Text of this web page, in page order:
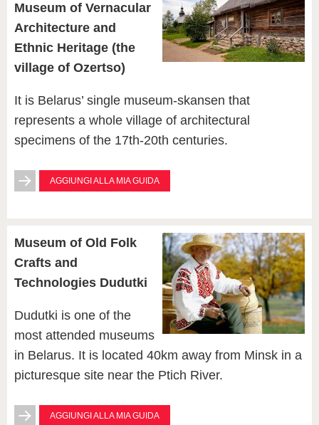
Museum of Vernacular
Architecture and
Ethnic Heritage (the
village of Ozertso)
It is Belarus’ single museum-skansen that
represents a whole village of architectural
specimens of the 17th-20th centuries.
AGGIUNGI ALLA MIA GUIDA
Museum of Old Folk
Crafts and
Technologies Dudutki
Dudutki is one of the
most attended museums
in Belarus. It is located 40km away from Minsk in a
picturesque site near the Ptich River.
AGGIUNGI ALLA MIA GUIDA